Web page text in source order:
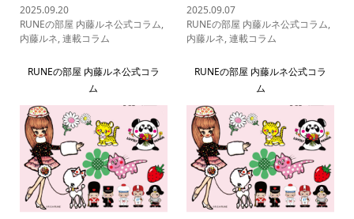
2025.09.20
RUNEの部屋 内藤ルネ公式コラム,
内藤ルネ,連載コラム
2025.09.07
RUNEの部屋 内藤ルネ公式コラム,
内藤ルネ,連載コラム
RUNEの部屋 内藤ルネ公式コラ
ム
RUNEの部屋 内藤ルネ公式コラ
ム